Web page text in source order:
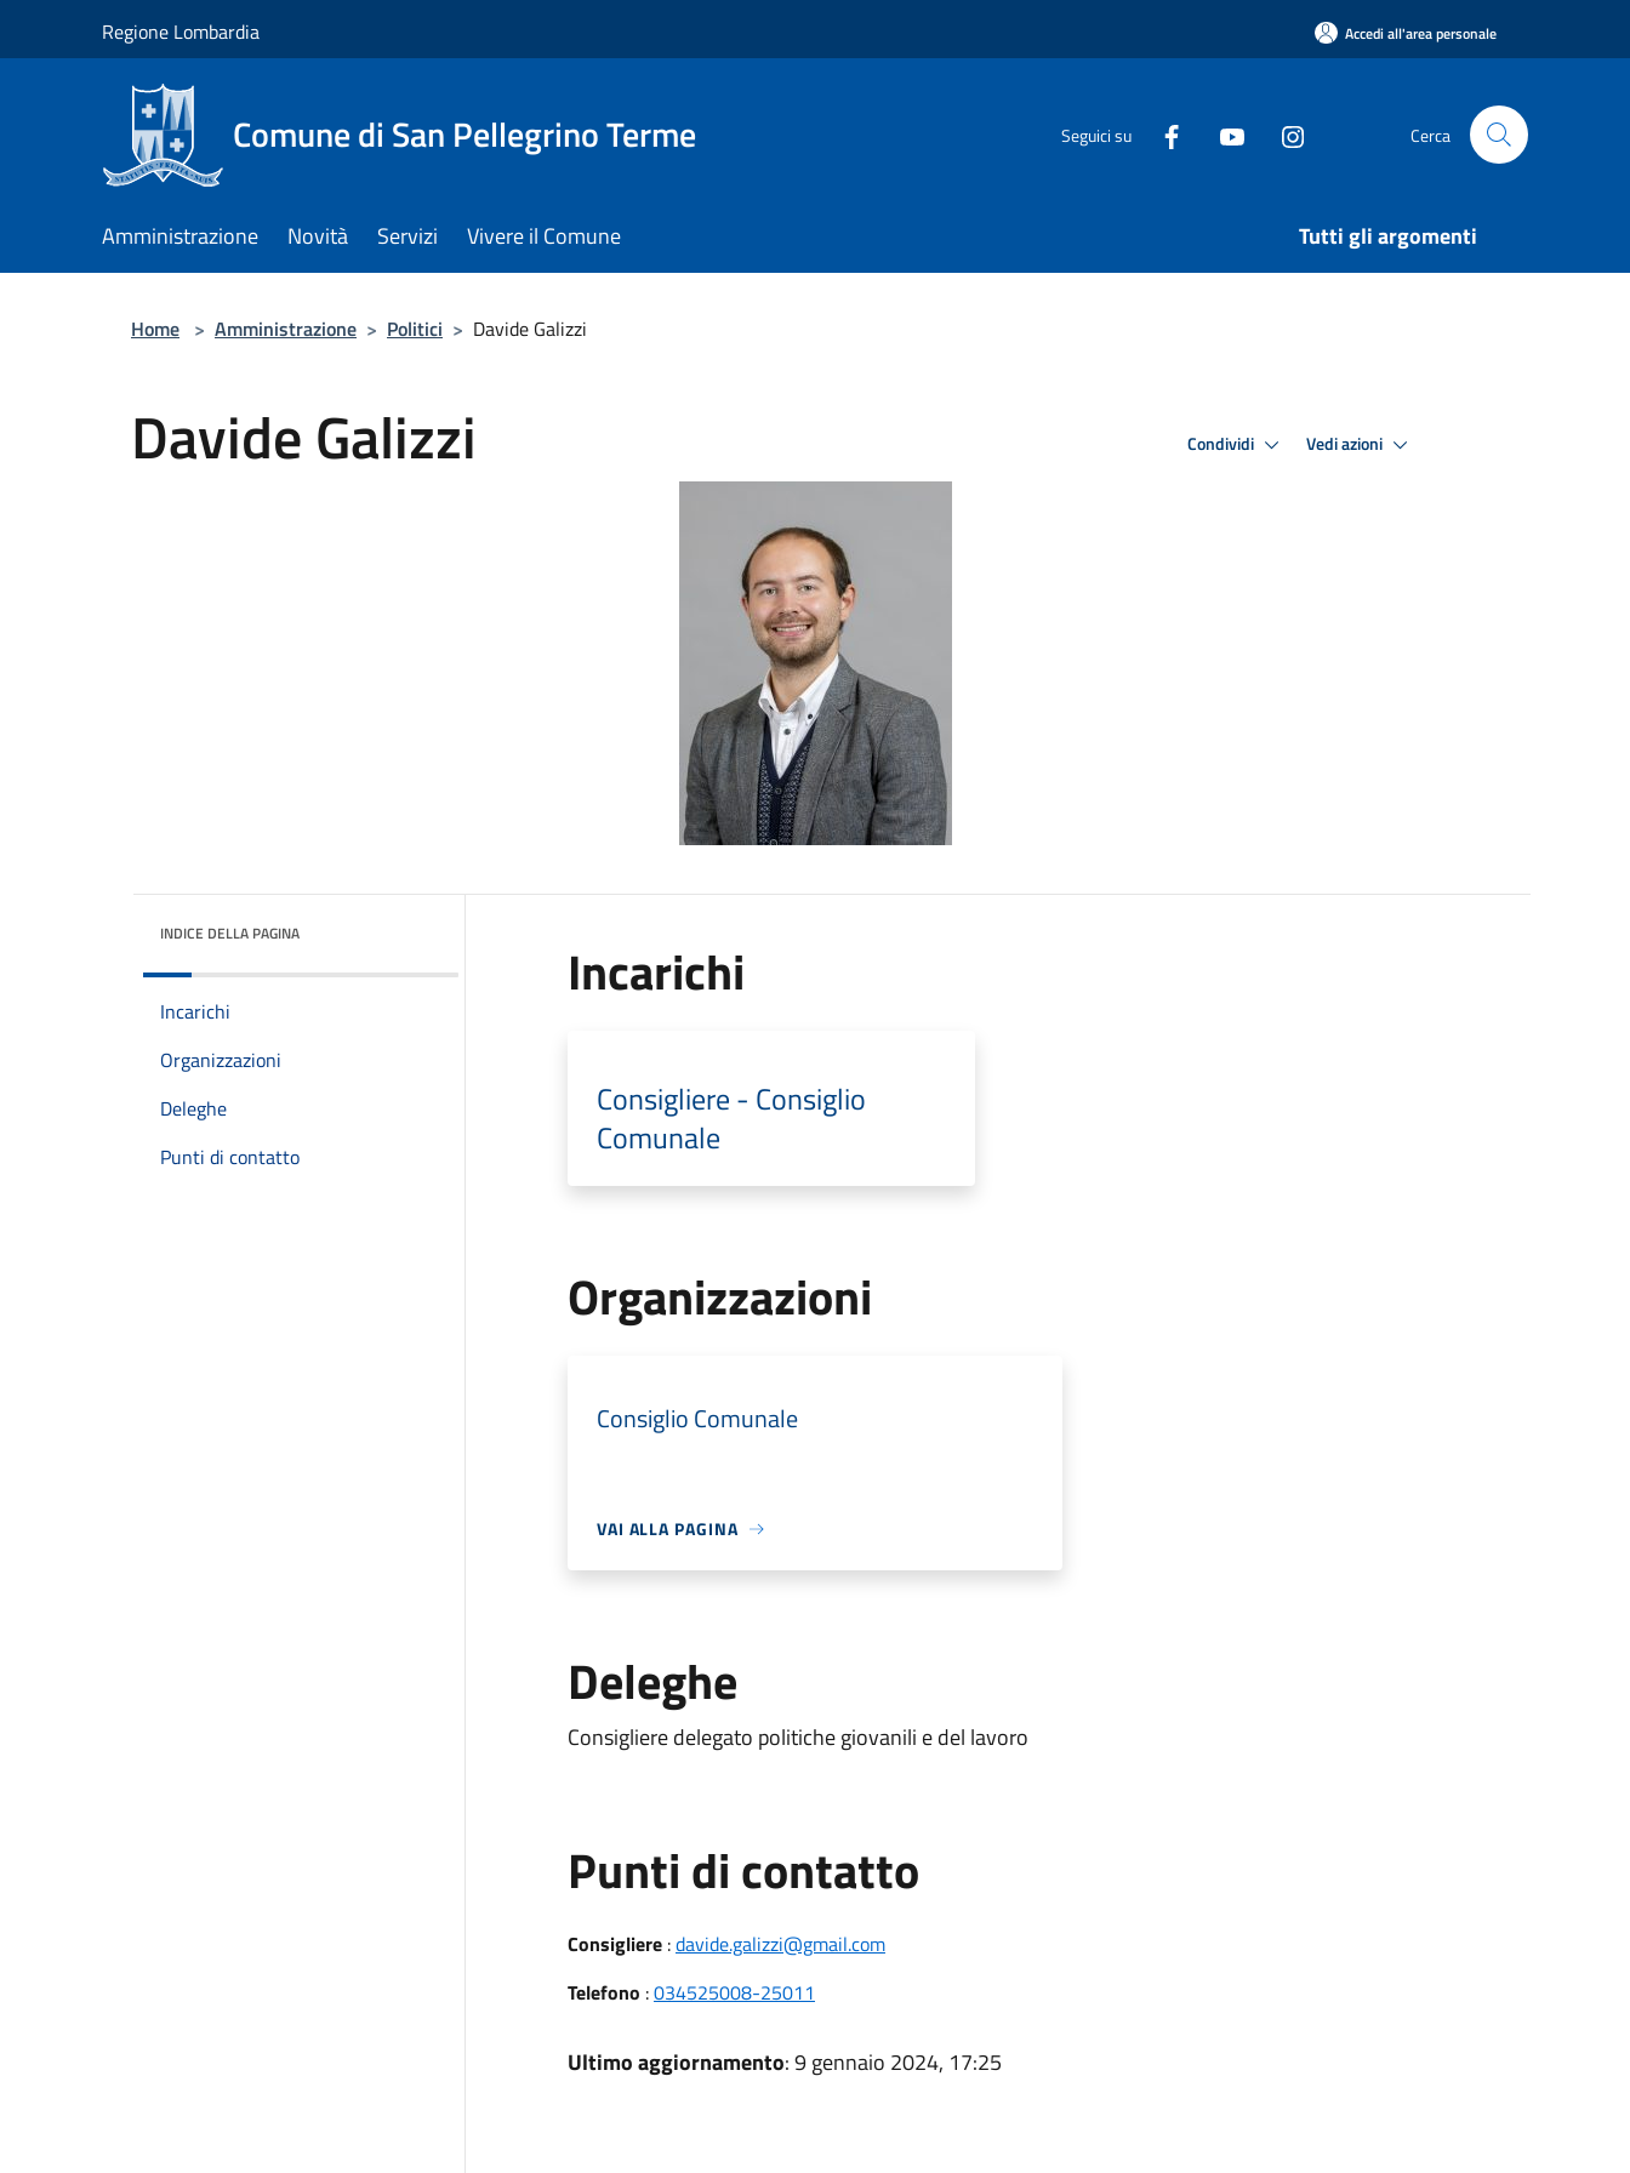
Regione Lombardia Accedi all'area personale
Comune di San Pellegrino Terme Seguici su Cerca
Amministrazione Novità Servizi Vivere il Comune Tutti gli argomenti
Home > Amministrazione > Politici > Davide Galizzi
Davide Galizzi Condividi Vedi azioni
INDICE DELLA PAGINA
Incarichi
Organizzazioni
Deleghe
Punti di contatto
Incarichi
Consigliere - Consiglio
Comunale
Organizzazioni
Consiglio Comunale
VAI ALLA PAGINA
Deleghe
Consigliere delegato politiche giovanili e del lavoro
Punti di contatto
Consigliere:davide.galizzi@gmail.com
Telefono :034525008-25011
Ultimo aggiornamento: 9 gennaio 2024, 17:25